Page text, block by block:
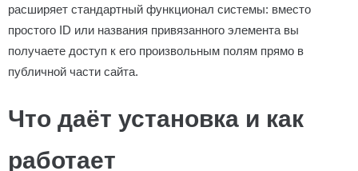
расширяет стандартный функционал системы: вместо
простого ID или названия привязанного элемента вы
получаете доступ к его произвольным полям прямо в
публичной части сайта.
Что даёт установка и как
работает